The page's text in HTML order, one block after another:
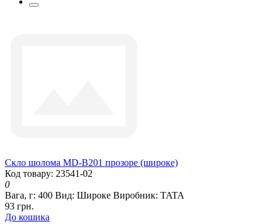
Скло шолома MD-В201 прозоре (широке)
Код товару: 23541-02
0
Вага, г: 400 Вид: Широке Виробник: TATA
93 грн.
До кошика